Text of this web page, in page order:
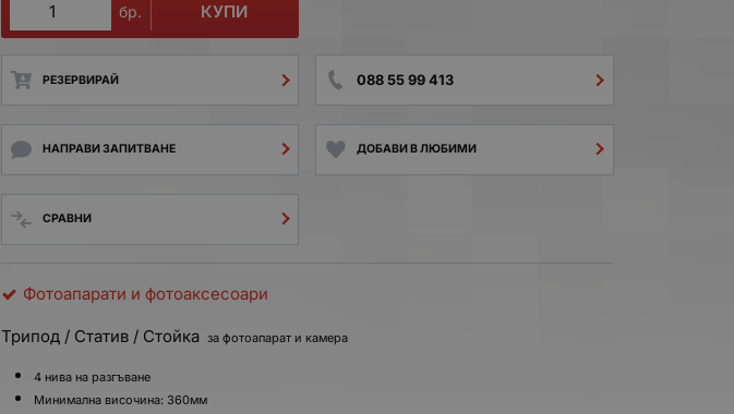
бр. КУПИ
РЕЗЕРВИРАЙ 088 55 99 413
НАПРАВИ ЗАПИТВАНЕ ДОБАВИ В ЛЮБИМИ
СРАВНИ
Фотоапарати и фотоаксесоари
Трипод / Статив / Стойка за фотоапарат и камера
4 нива на разгъване
Минимална височина: 360мм